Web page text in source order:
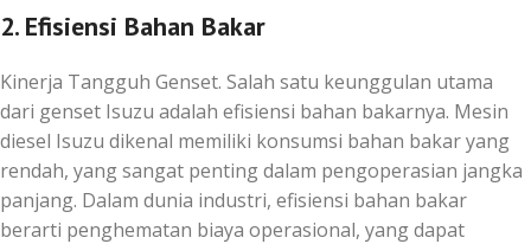
2. Efisiensi Bahan Bakar
Kinerja Tangguh Genset. Salah satu keunggulan utama
dari genset Isuzu adalah efisiensi bahan bakarnya. Mesin
diesel Isuzu dikenal memiliki konsumsi bahan bakar yang
rendah, yang sangat penting dalam pengoperasian jangka
panjang. Dalam dunia industri, efisiensi bahan bakar
berarti penghematan biaya operasional, yang dapat